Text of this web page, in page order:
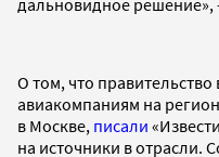
О том, что правительство
авиакомпаниям на
в Москве, писали
на источники в отрасли.